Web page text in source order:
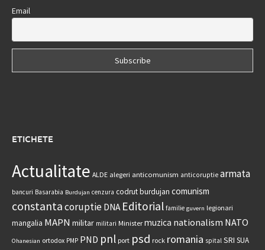
Email
ETICHETE
Actualitate ALDE alegeri anticomunism anticoruptie armata
bancuri Basarabia Burdujan cenzura codrut burdujan comunism
constantacoruptie DNA Editorial familie guvern legionari
mangalia MAPN militar militari Minister muzica nationalism NATO
Ohanesian ortodox PMP PND pnl port psd rock romania spital SRI SUA